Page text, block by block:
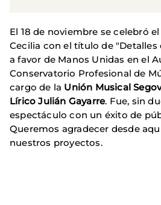
El 18 de noviembre se celebró
Cecilia con el título de "Detalles
a favor de Manos Unidas en el
Conservatorio Profesional de
cargo de la Unión Musical
Lírico Julián Gayarre. Fue, sin
espectáculo con un éxito de
Queremos agradecer desde
nuestros proyectos.